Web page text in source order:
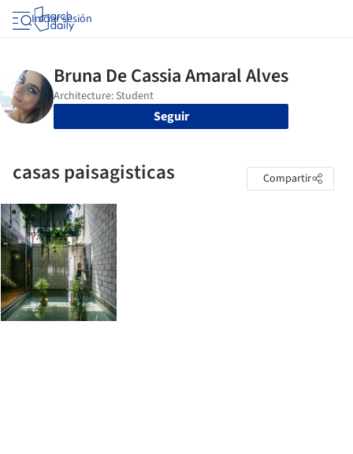
Iniciar sesión
Seguir
casas paisagisticas Compartir